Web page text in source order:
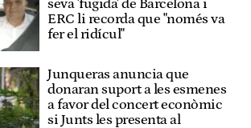
seva 'fugida' de Barcelona i
ERC li recorda que "només va
fer el ridícul"
Junqueras anuncia que
donaran suport a les esmenes
a favor del concert econòmic
si Junts les presenta al